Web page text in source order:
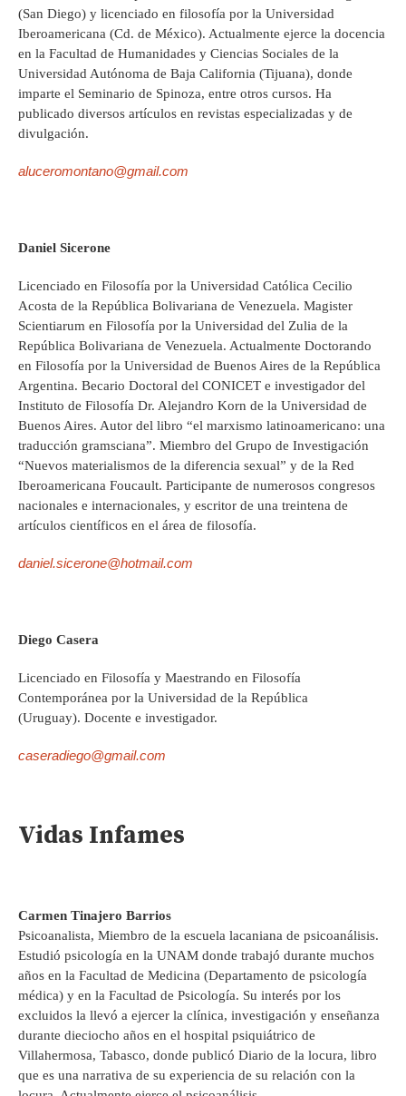
(San Diego) y licenciado en filosofía por la Universidad
Iberoamericana (Cd. de México). Actualmente ejerce la docencia
en la Facultad de Humanidades y Ciencias Sociales de la
Universidad Autónoma de Baja California (Tijuana), donde
imparte el Seminario de Spinoza, entre otros cursos. Ha
publicado diversos artículos en revistas especializadas y de
divulgación.
aluceromontano@gmail.com
Daniel Sicerone
Licenciado en Filosofía por la Universidad Católica Cecilio
Acosta de la República Bolivariana de Venezuela. Magister
Scientiarum en Filosofía por la Universidad del Zulia de la
República Bolivariana de Venezuela. Actualmente Doctorando
en Filosofía por la Universidad de Buenos Aires de la República
Argentina. Becario Doctoral del CONICET e investigador del
Instituto de Filosofía Dr. Alejandro Korn de la Universidad de
Buenos Aires. Autor del libro “el marxismo latinoamericano: una
traducción gramsciana”. Miembro del Grupo de Investigación
“Nuevos materialismos de la diferencia sexual” y de la Red
Iberoamericana Foucault. Participante de numerosos congresos
nacionales e internacionales, y escritor de una treintena de
artículos científicos en el área de filosofía.
daniel.sicerone@hotmail.com
Diego Casera
Licenciado en Filosofía y Maestrando en Filosofía
Contemporánea por la Universidad de la República
(Uruguay). Docente e investigador.
caseradiego@gmail.com
Vidas Infames
Carmen Tinajero Barrios
Psicoanalista, Miembro de la escuela lacaniana de psicoanálisis.
Estudió psicología en la UNAM donde trabajó durante muchos
años en la Facultad de Medicina (Departamento de psicología
médica) y en la Facultad de Psicología. Su interés por los
excluidos la llevó a ejercer la clínica, investigación y enseñanza
durante dieciocho años en el hospital psiquiátrico de
Villahermosa, Tabasco, donde publicó Diario de la locura, libro
que es una narrativa de su experiencia de su relación con la